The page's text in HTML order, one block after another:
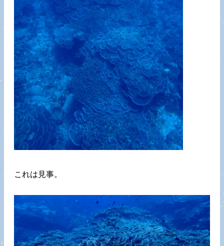
これは見事。